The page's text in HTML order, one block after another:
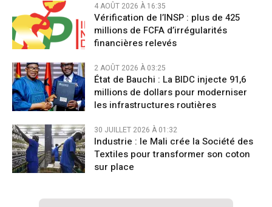
4 AOÛT 2026 À 16:35
Vérification de l’INSP : plus de 425
millions de FCFA d’irrégularités
financières relevés
2 AOÛT 2026 À 03:25
État de Bauchi : La BIDC injecte 91,6
millions de dollars pour moderniser
les infrastructures routières
30 JUILLET 2026 À 01:32
Industrie : le Mali crée la Société des
Textiles pour transformer son coton
sur place